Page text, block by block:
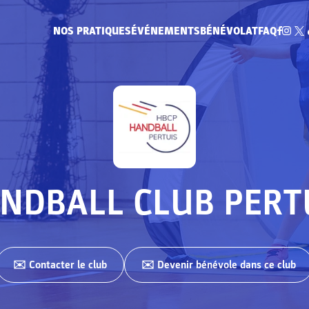
NOS PRATIQUESÉVÉNEMENTSBÉNÉVOLATFAQ
CLUB
✉️ Contacter le club ✉️ Devenir bénévole dans ce club